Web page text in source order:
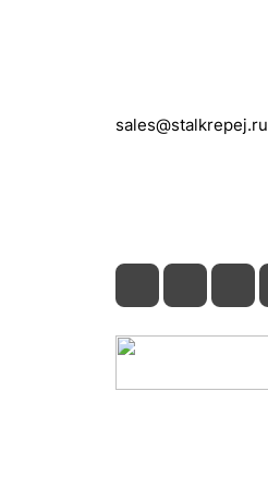
sales@stalkrepej.ru